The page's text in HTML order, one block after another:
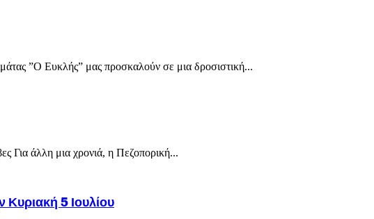
”Ο Ευκλής” μας προσκαλούν σε μια δροσιστική...
Για άλλη μια χρονιά, η Πεζοπορική...
5 Ιουλίου